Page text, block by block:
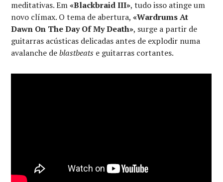
meditativas. Em«Blackbraid III», tudo isso atinge um
novo clímax. O tema de abertura,«Wardrums At
Dawn On The Day Of My Death», surge a partir de
guitarras acústicas delicadas antes de explodir numa
avalanche deblastbeats e guitarras cortantes.